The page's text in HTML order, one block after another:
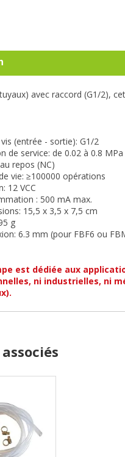
avec raccord (G1/2),
(entrée - sortie): G1/2
de service: de 0.02 à 0.8
repos (NC)
vie: ≥100000 opérations
12 VCC
: 500 mA max.
15,5 x 3,5 x 7,5 cm
g
6.3 mm (pour FBF6 ou
est dédiée aux
ni industrielles, ni